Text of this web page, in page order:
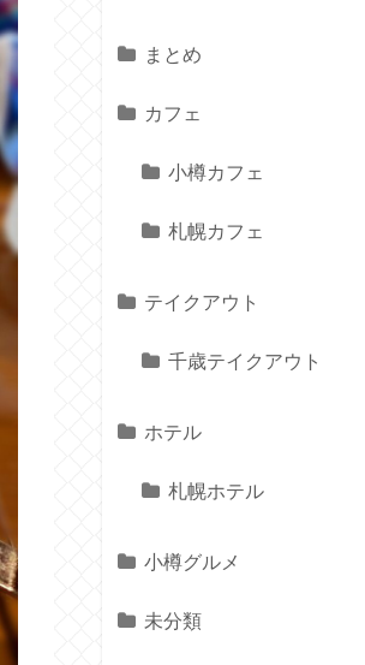
まとめ
カフェ
小樽カフェ
札幌カフェ
テイクアウト
千歳テイクアウト
ホテル
札幌ホテル
小樽グルメ
未分類